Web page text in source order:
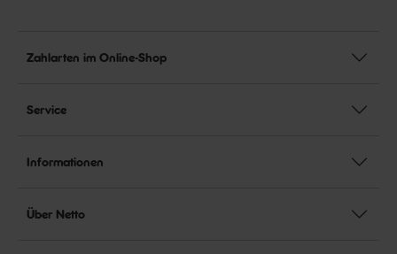
Zahlarten im Online-Shop
Service
Informationen
Über Netto